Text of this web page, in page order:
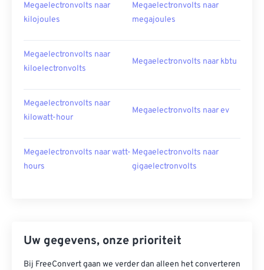
Megaelectronvolts naar
kilojoules
Megaelectronvolts naar
megajoules
Megaelectronvolts naar
kiloelectronvolts
Megaelectronvolts naar kbtu
Megaelectronvolts naar
kilowatt-hour
Megaelectronvolts naar ev
Megaelectronvolts naar watt-
hours
Megaelectronvolts naar
gigaelectronvolts
Uw gegevens, onze prioriteit
Bij FreeConvert gaan we verder dan alleen het converteren